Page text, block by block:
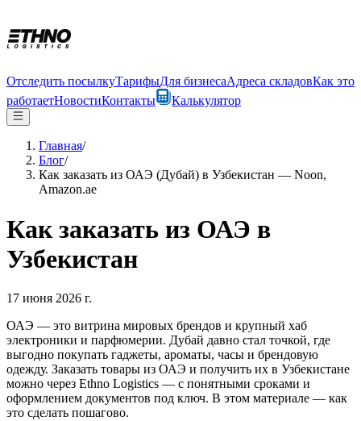
Отследить посылкуТарифыДля бизнесаАдреса складовКак это
работаетНовостиКонтакты Калькулятор
Главная/
Блог/
Как заказать из ОАЭ (Дубай) в Узбекистан — Noon,
Amazon.ae
Как заказать из ОАЭ в
Узбекистан
17 июня 2026 г.
ОАЭ — это витрина мировых брендов и крупный хаб
электроники и парфюмерии. Дубай давно стал точкой, где
выгодно покупать гаджеты, ароматы, часы и брендовую
одежду. Заказать товары из ОАЭ и получить их в Узбекистане
можно через Ethno Logistics — с понятными сроками и
оформлением документов под ключ. В этом материале — как
это сделать пошагово.